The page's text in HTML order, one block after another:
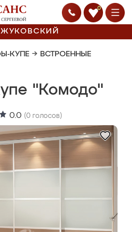
0
ЖУКОВСКИЙ
КУПЕ → ВСТРОЕННЫЕ
"Комодо"
0.0 (0 голосов)